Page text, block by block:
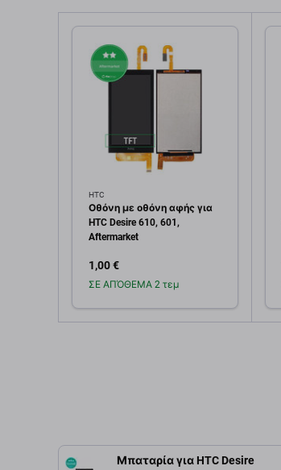
HTC
Οθόνη με οθόνη αφής για
HTC Desire 610, 601,
Aftermarket
1,00 €
ΣΕ ΑΠΌΘΕΜΑ 2 τεμ
Μπαταρία για HTC Desire